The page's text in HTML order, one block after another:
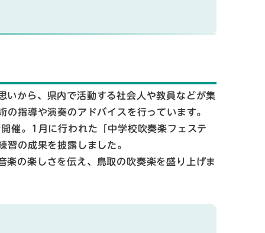
いから、県内で活動する社会人や教員などが集
指導や演奏のアドバイスを行っています。
催。1月に行われた「中学校吹奏楽フェステ
習の成果を披露しました。
楽の楽しさを伝え、鳥取の吹奏楽を盛り上げま